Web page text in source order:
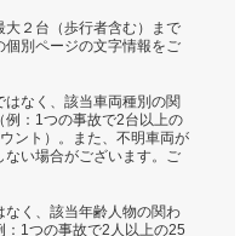
大２台（歩行者含む）まで
個別ページの文字情報をご
はなく、該当車両種別の関
：1つの事故で2台以上の
ント）。また、不明車両が
い場合がございます。ご
なく、該当年齢人物の関わ
：1つの事故で2人以上の25